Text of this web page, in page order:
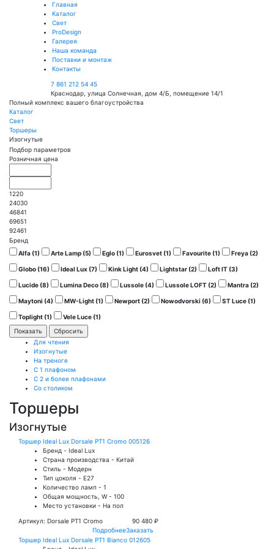
Главная
Каталог
Свет
ProDesign
Галерея
Наша команда
Поставки и монтаж
Контакты
7 861 212 54 45
Краснодар, улица Солнечная, дом 4/Б, помещение 14/1
Полный комплекс вашего благоустройства
Каталог
Свет
Торшеры
Изогнутые
Подбор параметров
Розничная цена
1220
24030
46841
69651
92461
Бренд
Alfa (1) Arte Lamp (5) Eglo (1) Eurosvet (1) Favourite (1) Freya (2)
Globo (16) Ideal Lux (7) Kink Light (4) Lightstar (2) Loft IT (3)
Lucide (8) Lumina Deco (8) Lussole (4) Lussole LOFT (2) Mantra (2)
Maytoni (4) MW-Light (1) Newport (2) Nowodvorski (6) ST Luce (1)
Toplight (1) Vele Luce (1)
Для чтения
Изогнутые
На треноге
С 1 плафоном
С 2 и более плафонами
Со столиком
Торшеры
Изогнутые
Торшер Ideal Lux Dorsale PT1 Cromo 005126
Бренд - Ideal Lux
Страна производства - Китай
Стиль - Модерн
Тип цоколя - E27
Количество ламп - 1
Общая мощность, W - 100
Место установки - На пол
Артикул: Dorsale PT1 Cromo
90 480 ₽
ПодробнееЗаказать
Торшер Ideal Lux Dorsale PT1 Bianco 012605